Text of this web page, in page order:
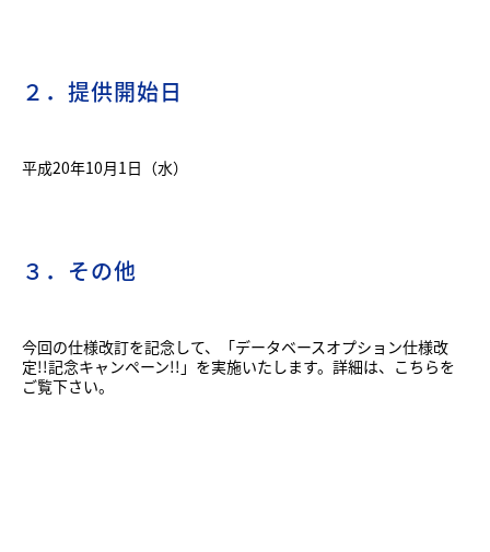
２．提供開始日
平成20年10月1日（水）
３．その他
今回の仕様改訂を記念して、「データベースオプション仕様改
定!!記念キャンペーン!!」を実施いたします。詳細は、 こちらを
ご覧下さい。